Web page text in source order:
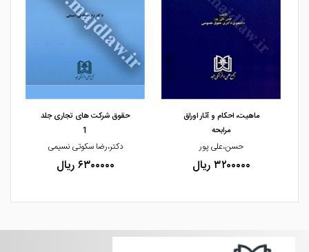
مشاهده و خرید
ماهیت، احکام و آثار اوراق
مرابحه
حسن،علی پور
۳۲۰۰۰۰۰ ریال
حقوق شرکت های تجاری جلد
1
دکتر،رضا سکوتی نسیمی
۶۳۰۰۰۰۰ ریال